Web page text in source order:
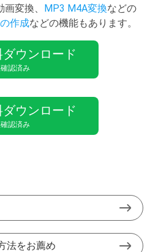
変換、 MP3 M4A変換などの
作成などの機能もあります。
ウンロード
認済み
ウンロード
認済み
法をお薦め